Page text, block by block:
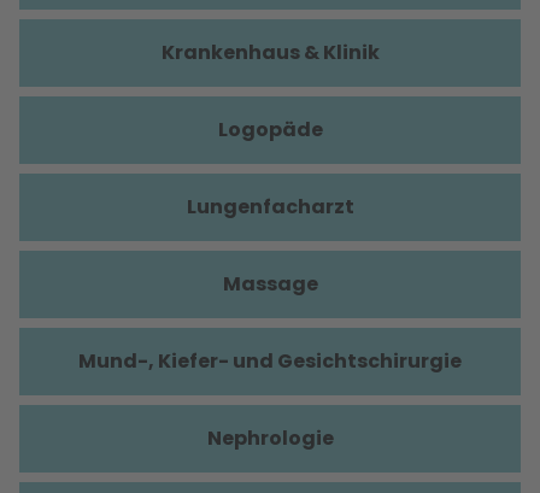
Krankenhaus & Klinik
Logopäde
Lungenfacharzt
Massage
Mund-, Kiefer- und Gesichtschirurgie
Nephrologie